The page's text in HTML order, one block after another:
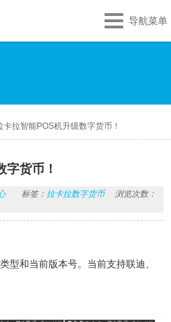
导航菜单
卡拉智能POS机升级数字货币！
字货币！
标签： 拉卡拉数字货币
浏览次数：
型和当前版本号。当前支持联迪、